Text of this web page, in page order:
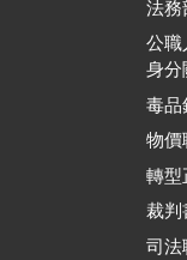
法務
公職
身分
毒品
物價
轉型
裁判
司法